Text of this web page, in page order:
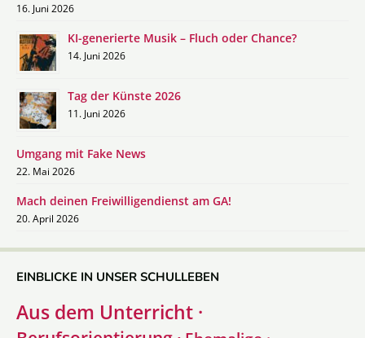
16. Juni 2026
KI-generierte Musik – Fluch oder Chance?
14. Juni 2026
Tag der Künste 2026
11. Juni 2026
Umgang mit Fake News
22. Mai 2026
Mach deinen Freiwilligendienst am GA!
20. April 2026
EINBLICKE IN UNSER SCHULLEBEN
Aus dem Unterricht ·